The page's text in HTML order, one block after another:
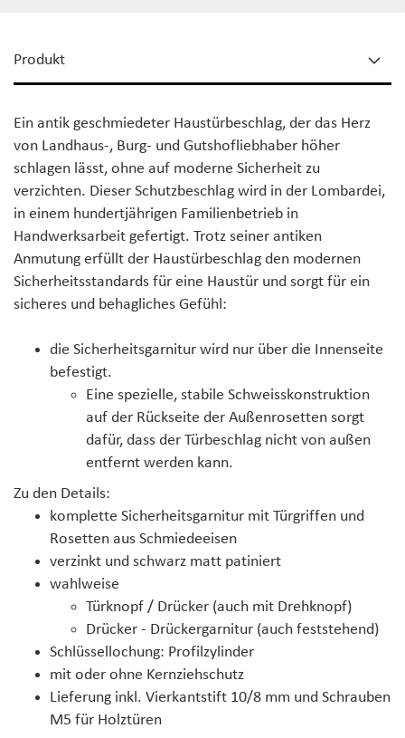
Produkt
Ein antik geschmiedeter Haustürbeschlag, der das Herz
von Landhaus-, Burg- und Gutshofliebhaber höher
schlagen lässt, ohne auf moderne Sicherheit zu
verzichten. Dieser Schutzbeschlag wird in der Lombardei,
in einem hundertjährigen Familienbetrieb in
Handwerksarbeit gefertigt. Trotz seiner antiken
Anmutung erfüllt der Haustürbeschlag den modernen
Sicherheitsstandards für eine Haustür und sorgt für ein
sicheres und behagliches Gefühl:
die Sicherheitsgarnitur wird nur über die Innenseite
befestigt.
Eine spezielle, stabile Schweisskonstruktion
auf der Rückseite der Außenrosetten sorgt
dafür, dass der Türbeschlag nicht von außen
entfernt werden kann.
Zu den Details:
komplette Sicherheitsgarnitur mit Türgriffen und
Rosetten aus Schmiedeeisen
verzinkt und schwarz matt patiniert
wahlweise
Türknopf / Drücker (auch mit Drehknopf)
Drücker - Drückergarnitur (auch feststehend)
Schlüssellochung: Profilzylinder
mit oder ohne Kernziehschutz
Lieferung inkl. Vierkantstift 10/8 mm und Schrauben
M5 für Holztüren